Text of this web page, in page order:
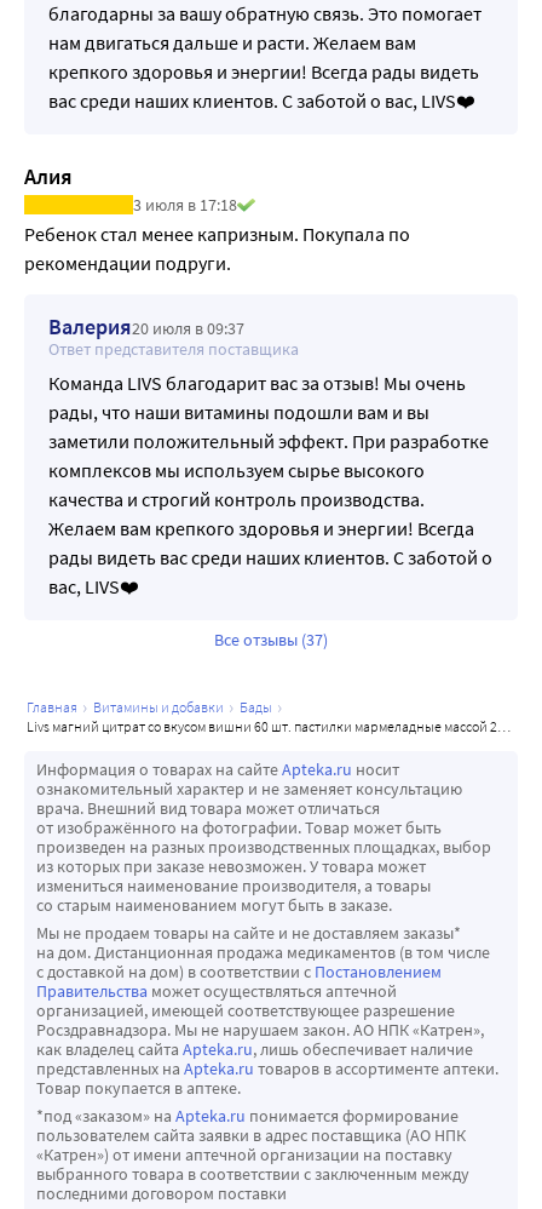
благодарны за вашу обратную связь. Это помогает
нам двигаться дальше и расти. Желаем вам
крепкого здоровья и энергии! Всегда рады видеть
вас среди наших клиентов. С заботой о вас, LIVS❤️
Алия
3 июля в 17:18
Ребенок стал менее капризным. Покупала по
рекомендации подруги.
Валерия20 июля в 09:37
Ответ представителя поставщика
Команда LIVS благодарит вас за отзыв! Мы очень
рады, что наши витамины подошли вам и вы
заметили положительный эффект. При разработке
комплексов мы используем сырье высокого
качества и строгий контроль производства.
Желаем вам крепкого здоровья и энергии! Всегда
рады видеть вас среди наших клиентов. С заботой о
вас, LIVS❤️
Все отзывы (37)
главная витамины и добавки
бады
livs магний цитрат со вкусом вишни 60 шт. пастилки мармеладные массой 2,2 г
Информация о товарах на сайтеApteka.ru носит
ознакомительный характер и не заменяет консультацию
врача. Внешний вид товара может отличаться
от изображённого на фотографии. Товар может быть
произведен на разных производственных площадках, выбор
из которых при заказе невозможен. У товара может
измениться наименование производителя, а товары
со старым наименованием могут быть в заказе.
Мы не продаем товары на сайте и не доставляем заказы*
на дом. Дистанционная продажа медикаментов (в том числе
с доставкой на дом) в соответствии с Постановлением
Правительства может осуществляться аптечной
организацией, имеющей соответствующее разрешение
Росздравнадзора. Мы не нарушаем закон. АО НПК «Катрен»,
как владелец сайта Apteka.ru, лишь обеспечивает наличие
представленных на Apteka.ru товаров в ассортименте аптеки.
Товар покупается в аптеке.
*под «заказом» на Apteka.ru понимается формирование
пользователем сайта заявки в адрес поставщика (АО НПК
«Катрен») от имени аптечной организации на поставку
выбранного товара в соответствии с заключенным между
последними договором поставки